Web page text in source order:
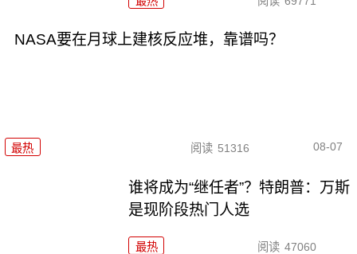
NASA要在月球上建核反应堆，靠谱吗？
最热 阅读 51316 08-07
谁将成为“继任者”？特朗普：万斯
是现阶段热门人选
最热 阅读 47060